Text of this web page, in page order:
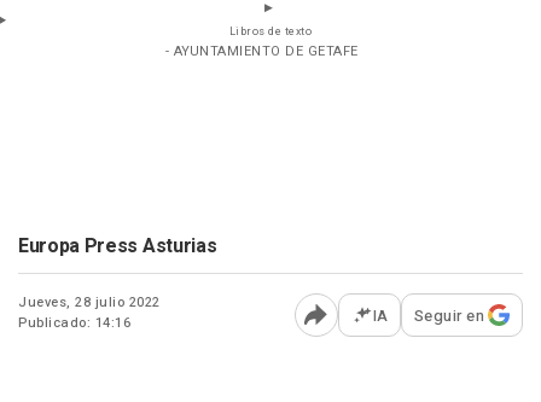
Libros de texto
- AYUNTAMIENTO DE GETAFE
Europa Press Asturias
Jueves, 28 julio 2022
Publicado: 14:16
Abrir opciones para
IA Seguir en